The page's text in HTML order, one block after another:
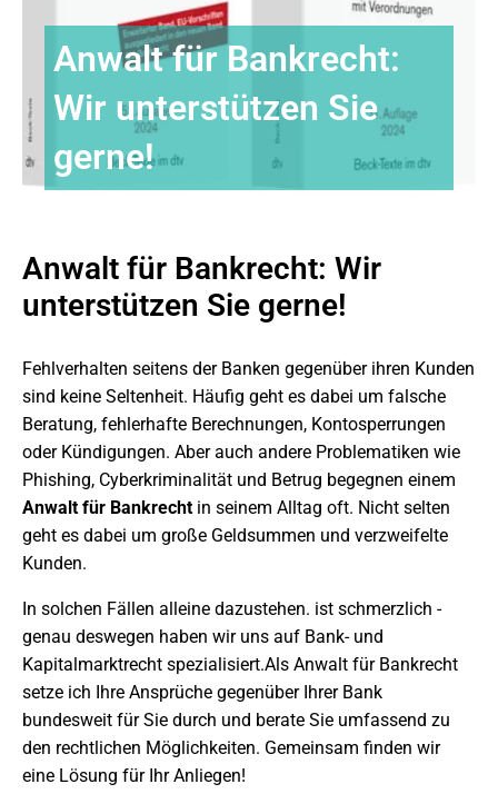
Anwalt für Bankrecht:
Wir unterstützen Sie
gerne!
Anwalt für Bankrecht: Wir
unterstützen Sie gerne!
Fehlverhalten seitens der Banken gegenüber ihren Kunden
sind keine Seltenheit. Häufig geht es dabei um falsche
Beratung, fehlerhafte Berechnungen, Kontosperrungen
oder Kündigungen. Aber auch andere Problematiken wie
Phishing, Cyberkriminalität und Betrug begegnen einem
Anwalt für Bankrecht in seinem Alltag oft. Nicht selten
geht es dabei um große Geldsummen und verzweifelte
Kunden.
In solchen Fällen alleine dazustehen. ist schmerzlich -
genau deswegen haben wir uns auf Bank- und
Kapitalmarktrecht spezialisiert.Als Anwalt für Bankrecht
setze ich Ihre Ansprüche gegenüber Ihrer Bank
bundesweit für Sie durch und berate Sie umfassend zu
den rechtlichen Möglichkeiten. Gemeinsam finden wir
eine Lösung für Ihr Anliegen!